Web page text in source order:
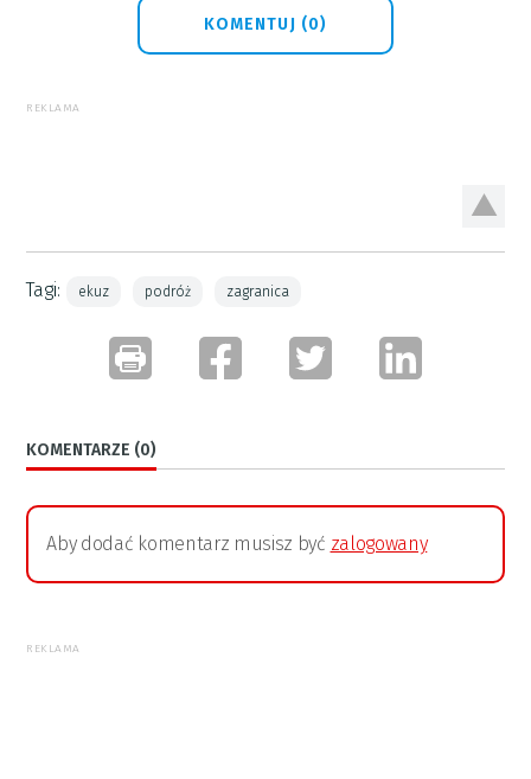
KOMENTUJ (0)
REKLAMA
Tagi: ekuz podróż zagranica
KOMENTARZE (0)
Aby dodać komentarz musisz być zalogowany
REKLAMA